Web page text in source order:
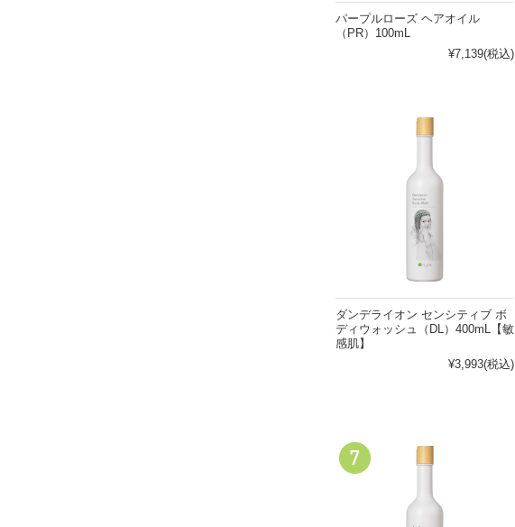
パープルローズ ヘアオイル
（PR）100mL
¥7,139(税込)
ダンデライオン センシティブ ボ
ディウォッシュ（DL）400mL【敏
感肌】
¥3,993(税込)